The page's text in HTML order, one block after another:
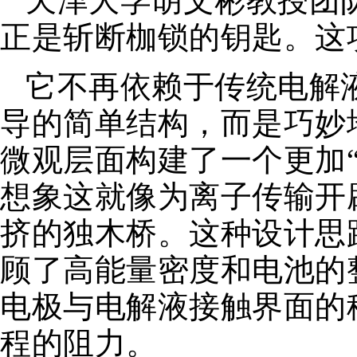
正是斩断枷锁的钥匙。
它不再依赖于传统电解
导的简单结构，而是巧
微观层面构建了一个更
想象这就像为离子传输
挤的独木桥。这种设计
顾了高能量密度和电池
电极与电解液接触界面
程的阻力。